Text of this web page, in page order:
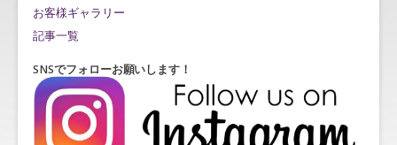
お客様ギャラリー
記事一覧
SNSでフォローお願いします！